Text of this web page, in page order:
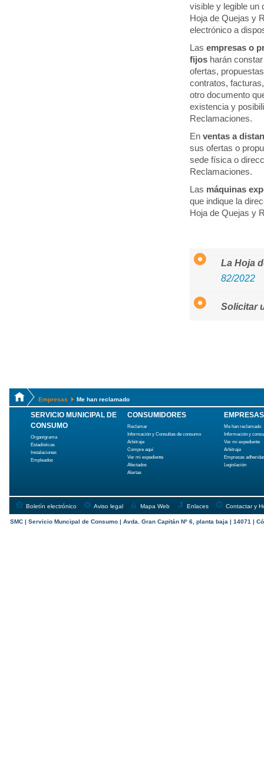
visible y legible un
Hoja de Quejas y
electrónico a
Lasempresas o
fijos harán
ofertas,
contratos,
otro documento
existencia y
Reclamaciones.
Enventas a
sus ofertas o
sede física o
Reclamaciones.
Las máquinas
que indique la
Hoja de Quejas y
La Hoja
82/2022
Solicitar
Empresas Me han reclamado
SERVICIO MUNICIPAL DE
CONSUMO
Organigrama
Estadísticas
Instalaciones
Empleados
CONSUMIDORES
Reclamar
Información y Consultas de consumo
Arbitraje
Compre aquí
Ver mi expediente
Afectados
Alertas
EMPRESAS
Me han reclamado
Información y
Ver mi expediente
Arbitraje
Empresas
Legislación
Boletín electrónico Aviso legal Mapa Web Enlaces Contactar y
SMC | Servicio Muncipal de Consumo | Avda. Gran Capitán Nº 6, planta baja | 14071 |